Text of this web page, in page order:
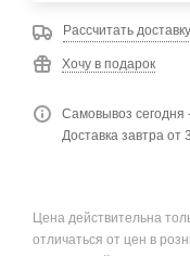
Рассчитать доставку
Хочу в подарок
Самовывоз сегодня
Доставка завтра от
Цена действительна
отличаться от цен в